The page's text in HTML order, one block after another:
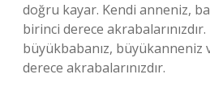
doğru kayar. Kendi anneniz,
birinci derece
büyükbabanız, büyükanneniz
derece akrabalarınızdır.